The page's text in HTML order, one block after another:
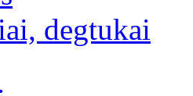
degtukai